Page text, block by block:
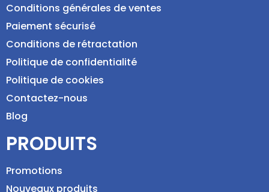
Conditions générales de ventes
Paiement sécurisé
Conditions de rétractation
Politique de confidentialité
Politique de cookies
Contactez-nous
Blog
PRODUITS
Promotions
Nouveaux produits